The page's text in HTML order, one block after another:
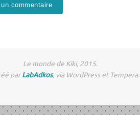
Le monde de Kiki, 2015.
parLabAdkos, via WordPress et Tempera.